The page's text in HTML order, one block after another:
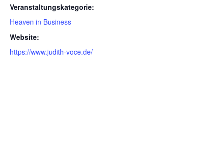
Veranstaltungskategorie:
Heaven in Business
Website:
https://www.judith-voce.de/